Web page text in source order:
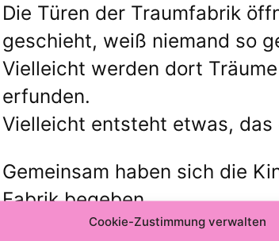
Cookie-Zustimmung verwalten
Die Türen der Traumfabrik
geschieht, weiß niemand so
Vielleicht werden dort
erfunden.
Vielleicht entsteht etwas,
Gemeinsam haben sich die
Fabrik begeben.
Aus Spiel, Bewegung,